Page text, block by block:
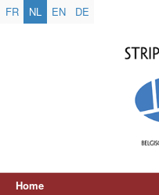
FR NL EN DE
Home